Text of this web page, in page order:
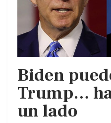
Biden
Trump…
un lado